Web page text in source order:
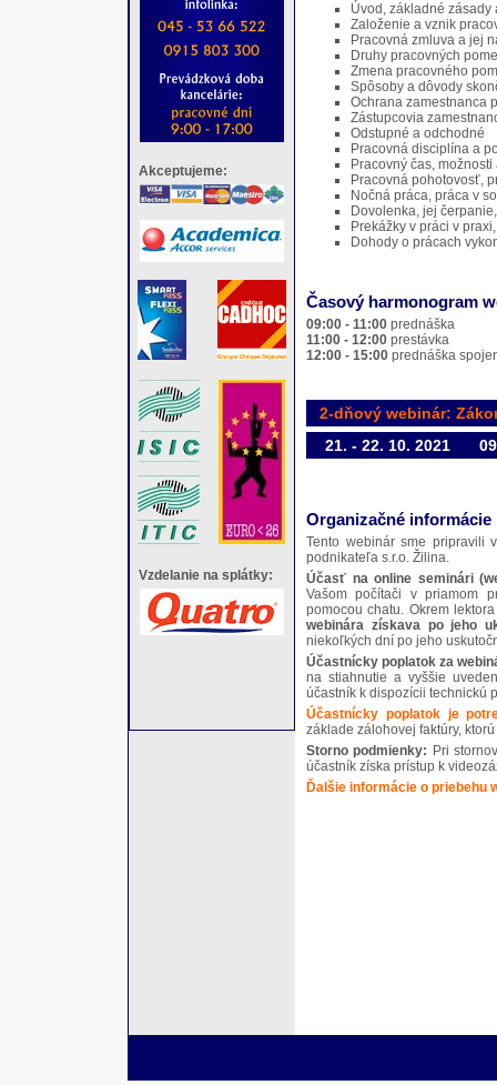
Akceptujeme:
Vzdelanie na splátky:
Úvod, základné zásady
Založenie a vznik
Pracovná zmluva a jej
Druhy pracovných
Zmena pracovného
Spôsoby a dôvody
Ochrana zamestnanca
Zástupcovia
Odstupné a odchodné
Pracovná disciplína a
Pracovný čas,
Pracovná pohotovosť,
Nočná práca, práca v
Dovolenka, jej
Prekážky v práci v
Dohody o prácach
Časový harmonogram
09:00 - 11:00 prednáška
11:00 - 12:00 prestávka
12:00 - 15:00 prednáška
2-dňový webinár:
21. - 22. 10. 2021
Organizačné informácie
Tento webinár sme pripravili
podnikateľa s.r.o. Žilina.
Účasť na online seminári
Vašom počítači v priamom
pomocou chatu. Okrem
webinára získava po jeho
niekoľkých dní po jeho
Účastnícky poplatok za
na stiahnutie a vyššie
účastník k dispozícii technickú
Účastnícky poplatok je
základe zálohovej faktúry,
Storno podmienky: Pri
účastník získa prístup k
Ďalšie informácie o priebehu